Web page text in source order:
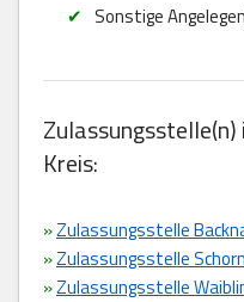
Sonstige
Kreis:
»Zulassungsstelle
»Zulassungsstelle
»Zulassungsstelle